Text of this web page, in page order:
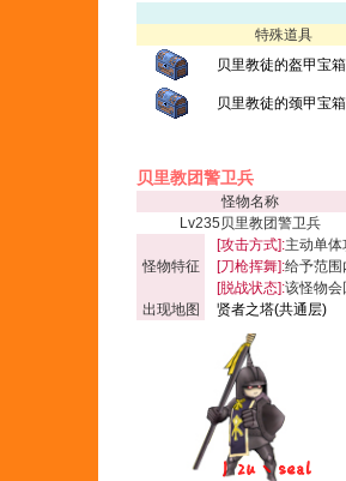
特殊道具
贝里教徒的盔甲宝
贝里教徒的颈甲宝
贝里教团警卫兵
怪物名称
Lv235贝里教团警卫兵
怪物特征
[攻击方式]:主动单体
[刀枪挥舞]:给予范
[脱战状态]:该怪物会
出现地图
贤者之塔(共通层)